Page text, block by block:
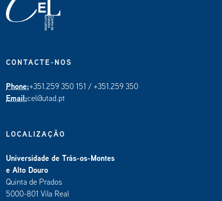
CONTACTE-NOS
Phone:+351.259 350 151 / +351.259 350
Email:cel@utad.pt
LOCALIZAÇÃO
Universidade de Trás-os-Montes
e Alto Douro
Quinta de Prados
5000-801 Vila Real